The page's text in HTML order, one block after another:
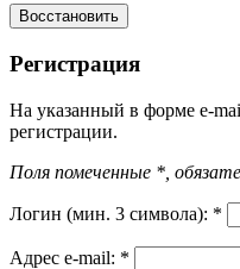
Регистрация
На указанный в форме e-
регистрации.
Поля помеченные *,
Логин (мин. 3 символа): *
Адрес e-mail: *